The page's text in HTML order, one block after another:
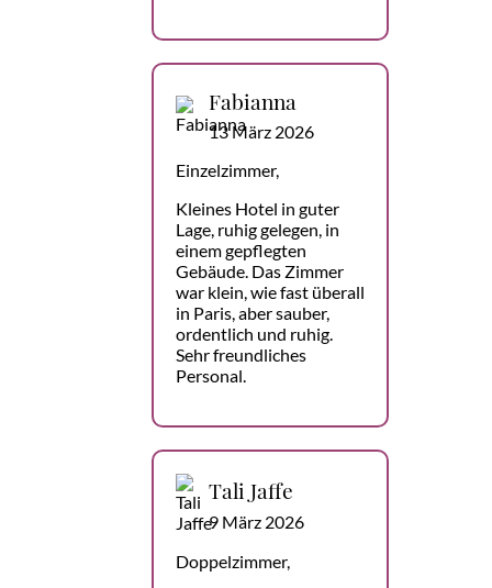
Fabianna
13 März 2026
Einzelzimmer,
Kleines Hotel in guter
Lage, ruhig gelegen, in
einem gepflegten
Gebäude. Das Zimmer
war klein, wie fast überall
in Paris, aber sauber,
ordentlich und ruhig.
Sehr freundliches
Personal.
Tali Jaffe
9 März 2026
Doppelzimmer,